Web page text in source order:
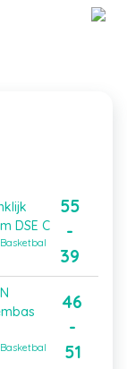
DSE C
55
-
39
46
-
51